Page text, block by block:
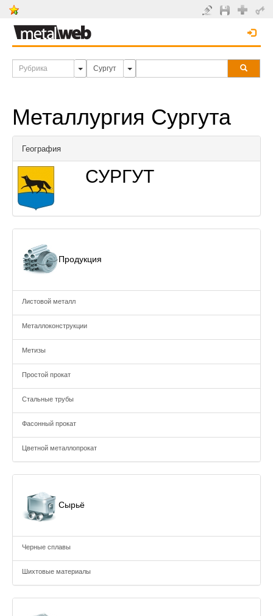
Металлургия Сургута
География
СУРГУТ
Продукция
Листовой металл
Металлоконструкции
Метизы
Простой прокат
Стальные трубы
Фасонный прокат
Цветной металлопрокат
Сырьё
Черные сплавы
Шихтовые материалы